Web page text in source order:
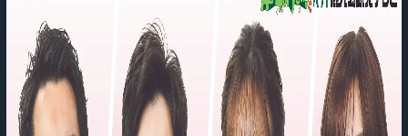
かごしまソロ活
It推しTV